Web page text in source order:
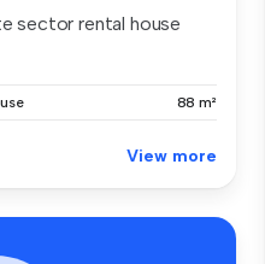
sector rental house
88 m²
View more